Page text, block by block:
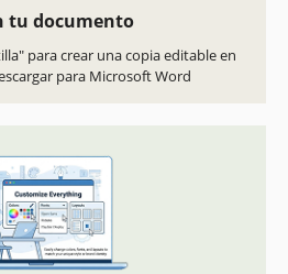
tu documento
para crear una copia editable en
para Microsoft Word